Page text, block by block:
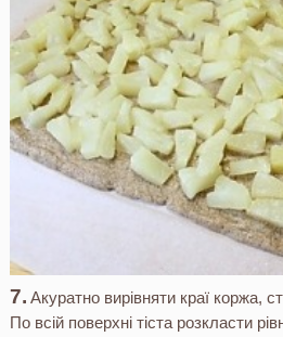
Акуратно вирівняти краї коржа,
По всій поверхні тіста розкласти